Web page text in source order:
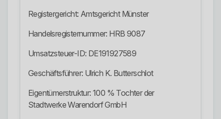
Registergericht: Amtsgericht Münster
Handelsregisternummer: HRB 9087
Umsatzsteuer-ID: DE191927589
Geschäftsführer: Ulrich K. Butterschlot
Eigentümerstruktur: 100 % Tochter der
Stadtwerke Warendorf GmbH